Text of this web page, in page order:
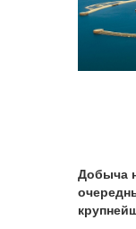
Добыча